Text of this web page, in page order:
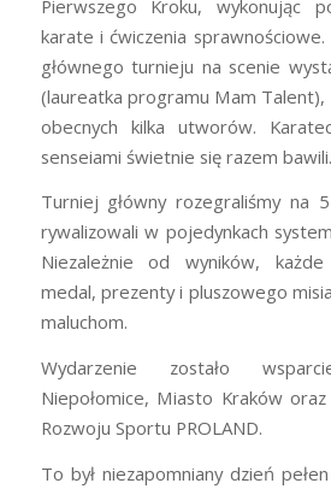
Pierwszego Kroku, wykonując
karate i ćwiczenia
głównego turnieju na scenie
(laureatka programu Mam Talent),
obecnych kilka utworów.
senseiami świetnie się razem bawili.
Turniej główny rozegraliśmy na
rywalizowali w pojedynkach
Niezależnie od wyników, każde
medal, prezenty i pluszowego
maluchom.
Wydarzenie zostało
Niepołomice, Miasto Kraków
Rozwoju Sportu PROLAND.
To był niezapomniany dzień